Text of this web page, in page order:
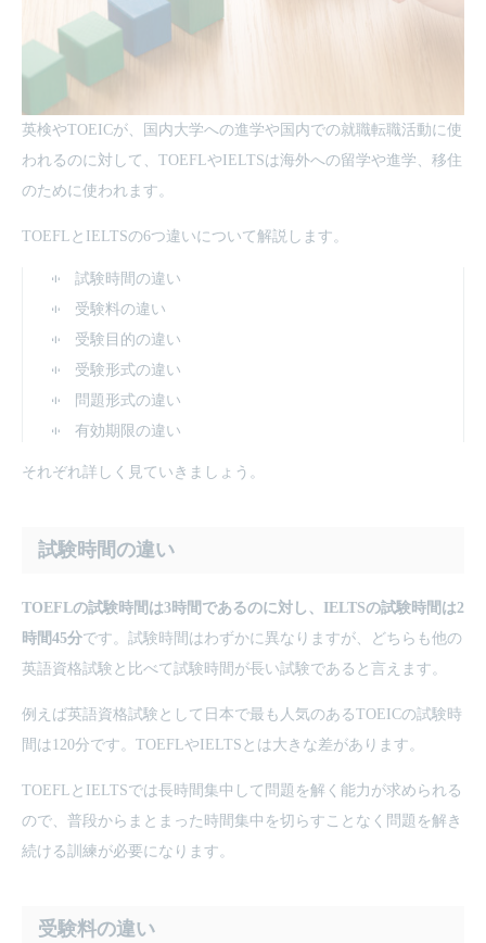
英検やTOEICが、国内大学への進学や国内での就職転職活動に使
われるのに対して、TOEFLやIELTSは海外への留学や進学、移住
のために使われます。
TOEFLとIELTSの6つ違いについて解説します。
試験時間の違い
受験料の違い
受験目的の違い
受験形式の違い
問題形式の違い
有効期限の違い
それぞれ詳しく見ていきましょう。
試験時間の違い
TOEFLの試験時間は3時間であるのに対し、IELTSの試験時間は2
時間45分です。試験時間はわずかに異なりますが、どちらも他の
英語資格試験と比べて試験時間が長い試験であると言えます。
例えば英語資格試験として日本で最も人気のあるTOEICの試験時
間は120分です。TOEFLやIELTSとは大きな差があります。
TOEFLとIELTSでは長時間集中して問題を解く能力が求められる
ので、普段からまとまった時間集中を切らすことなく問題を解き
続ける訓練が必要になります。
受験料の違い